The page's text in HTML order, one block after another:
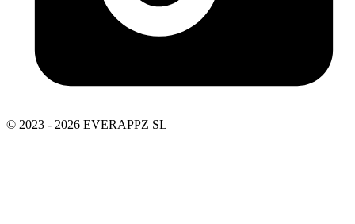
© 2023 - 2026 EVERAPPZ SL